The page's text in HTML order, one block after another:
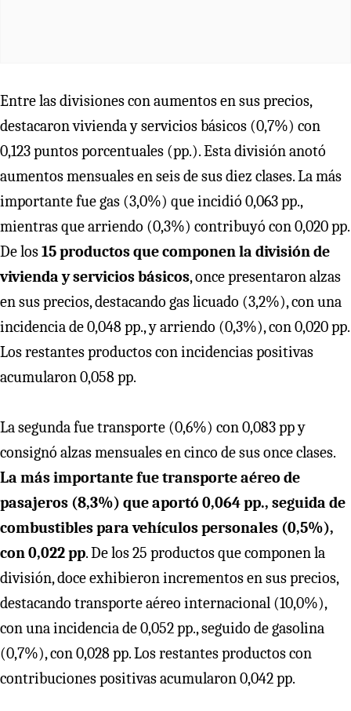
Entre las divisiones con aumentos en sus precios,
destacaron vivienda y servicios básicos (0,7%) con
0,123 puntos porcentuales (pp.). Esta división anotó
aumentos mensuales en seis de sus diez clases. La más
importante fue gas (3,0%) que incidió 0,063 pp.,
mientras que arriendo (0,3%) contribuyó con 0,020 pp.
De los15 productos que componen la división de
vivienda y servicios básicos, once presentaron alzas
en sus precios, destacando gas licuado (3,2%), con una
incidencia de 0,048 pp., y arriendo (0,3%), con 0,020 pp.
Los restantes productos con incidencias positivas
acumularon 0,058 pp.
La segunda fue transporte (0,6%) con 0,083 pp y
consignó alzas mensuales en cinco de sus once clases.
La más importante fue transporte aéreo de
pasajeros (8,3%) que aportó 0,064 pp., seguida de
combustibles para vehículos personales (0,5%),
con 0,022 pp. De los 25 productos que componen la
división, doce exhibieron incrementos en sus precios,
destacando transporte aéreo internacional (10,0%),
con una incidencia de 0,052 pp., seguido de gasolina
(0,7%), con 0,028 pp. Los restantes productos con
contribuciones positivas acumularon 0,042 pp.